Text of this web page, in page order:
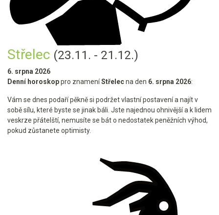
Střelec (23.11. - 21.12.)
6. srpna 2026
Denní horoskoppro znameníStřelecna den 6. srpna 2026:
Vám se dnes podaří pěkně si podržet vlastní postavení a najít v
sobě sílu, které byste se jinak báli. Jste najednou ohnivější a k lidem
veskrze přátelští, nemusíte se bát o nedostatek peněžních výhod,
pokud zůstanete optimisty.